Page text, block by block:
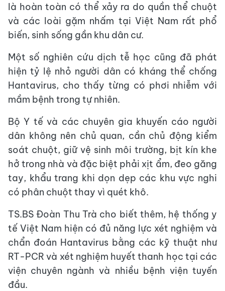
là hoàn toàn có thể xảy ra do quần thể chuột
và các loài gặm nhấm tại Việt Nam rất phổ
biến, sinh sống gần khu dân cư.
Một số nghiên cứu dịch tễ học cũng đã phát
hiện tỷ lệ nhỏ người dân có kháng thể chống
Hantavirus, cho thấy từng có phơi nhiễm với
mầm bệnh trong tự nhiên.
Bộ Y tế và các chuyên gia khuyến cáo người
dân không nên chủ quan, cần chủ động kiểm
soát chuột, giữ vệ sinh môi trường, bịt kín khe
hở trong nhà và đặc biệt phải xịt ẩm, đeo găng
tay, khẩu trang khi dọn dẹp các khu vực nghi
có phân chuột thay vì quét khô.
TS.BS Đoàn Thu Trà cho biết thêm, hệ thống y
tế Việt Nam hiện có đủ năng lực xét nghiệm và
chẩn đoán Hantavirus bằng các kỹ thuật như
RT-PCR và xét nghiệm huyết thanh học tại các
viện chuyên ngành và nhiều bệnh viện tuyến
đầu.